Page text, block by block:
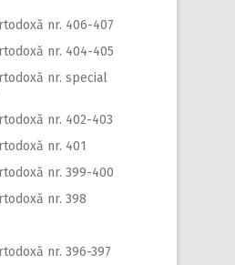
nr. 406-407
nr. 404-405
nr. special
nr. 402-403
nr. 401
nr. 399-400
nr. 398
nr. 396-397